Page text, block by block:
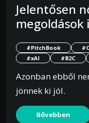
Jelentősen
#PitchBook
#xAI
#B2C
Azonban ebből
jönnek ki jól.
Bővebben